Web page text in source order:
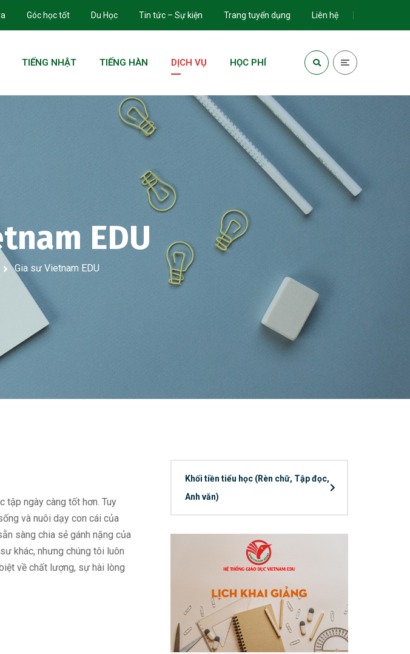
Góc học tốt Du Học Tin tức – Sự kiện Trang tuyển dụng Liên hệ
TIẾNG NHẬT TIẾNG HÀN DỊCH VỤ HỌC PHÍ
EDU
Gia sư Vietnam EDU
tập ngày càng tốt hơn. Tuy
và nuôi dạy con cái của
sàng chia sẻ gánh nặng của
khác, nhưng chúng tôi luôn
về chất lượng, sự hài lòng
Khối tiền tiểu học (Rèn chữ, Tập đọc,
Anh văn)